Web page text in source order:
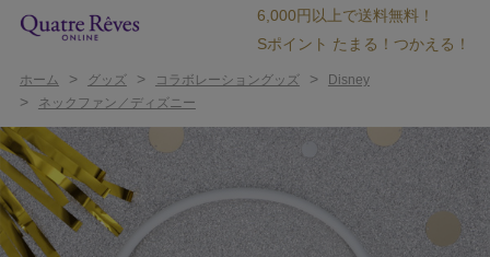
6,000円以上で送料無料！
Sポイント たまる！つかえる！
ホーム > グッズ > コラボレーショングッズ > Disney
> ネックファン／ディズニー